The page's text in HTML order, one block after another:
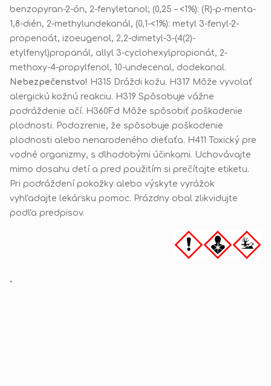
benzopyran-2-ón, 2-fenyletanol; (0,25 – <1%): (R)-p-menta-
1,8-dién, 2-methylundekanál, (0,1-<1%): metyl 3-fenyl-2-
propenoát, izoeugenol, 2,2-dimetyl-3-(4(2)-
etylfenyl)propanál, allyl 3-cyclohexylpropionát, 2-
methoxy-4-propylfenol, 10-undecenal, dodekanal.
Nebezpečenstvo! H315 Dráždi kožu. H317 Môže vyvolať
alergickú kožnú reakciu. H319 Spôsobuje vážne
podráždenie očí. H360Fd Môže spôsobiť poškodenie
plodnosti. Podozrenie, že spôsobuje poškodenie
plodnosti alebo nenarodeného dieťaťa. H411 Toxický pre
vodné organizmy, s dlhodobými účinkami. Uchovávajte
mimo dosahu detí a pred použitím si prečítajte etiketu.
Pri podráždení pokožky alebo výskyte vyrážok
vyhľadajte lekársku pomoc. Prázdny obal zlikvidujte
podľa predpisov.
"